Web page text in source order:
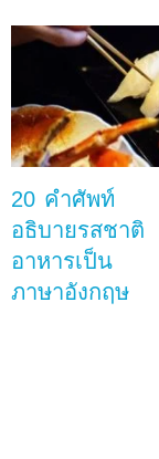
20 คำศัพท์
อธิบายรสชาติ
อาหารเป็น
ภาษาอังกฤษ